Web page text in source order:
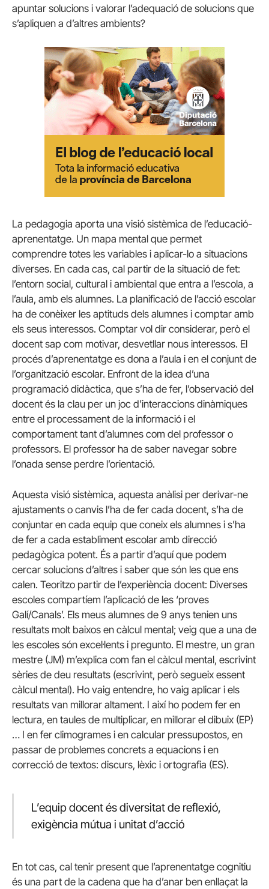
apuntar solucions i valorar l’adequació de solucions que
s’apliquen a d’altres ambients?
La pedagogia aporta una visió sistèmica de l’educació-
aprenentatge. Un mapa mental que permet
comprendre totes les variables i aplicar-lo a situacions
diverses. En cada cas, cal partir de la situació de fet:
l’entorn social, cultural i ambiental que entra a l’escola, a
l’aula, amb els alumnes. La planificació de l’acció escolar
ha de conèixer les aptituds dels alumnes i comptar amb
els seus interessos. Comptar vol dir considerar, però el
docent sap com motivar, desvetllar nous interessos. El
procés d’aprenentatge es dona a l’aula i en el conjunt de
l’organització escolar. Enfront de la idea d’una
programació didàctica, que s’ha de fer, l’observació del
docent és la clau per un joc d’interaccions dinàmiques
entre el processament de la informació i el
comportament tant d’alumnes com del professor o
professors. El professor ha de saber navegar sobre
l’onada sense perdre l’orientació.
Aquesta visió sistèmica, aquesta anàlisi per derivar-ne
ajustaments o canvis l’ha de fer cada docent, s’ha de
conjuntar en cada equip que coneix els alumnes i s’ha
de fer a cada establiment escolar amb direcció
pedagògica potent. És a partir d’aquí que podem
cercar solucions d’altres i saber que són les que ens
calen. Teoritzo partir de l’experiència docent: Diverses
escoles compartíem l’aplicació de les ‘proves
Galí/Canals’. Els meus alumnes de 9 anys tenien uns
resultats molt baixos en càlcul mental; veig que a una de
les escoles són excel·lents i pregunto. El mestre, un gran
mestre (JM) m’explica com fan el càlcul mental, escrivint
sèries de deu resultats (escrivint, però segueix essent
càlcul mental). Ho vaig entendre, ho vaig aplicar i els
resultats van millorar altament. I així ho podem fer en
lectura, en taules de multiplicar, en millorar el dibuix (EP)
… I en fer climogrames i en calcular pressupostos, en
passar de problemes concrets a equacions i en
correcció de textos: discurs, lèxic i ortografia (ES).
L’equip docent és diversitat de reflexió,
exigència mútua i unitat d’acció
En tot cas, cal tenir present que l’aprenentatge cognitiu
és una part de la cadena que ha d’anar ben enllaçat la